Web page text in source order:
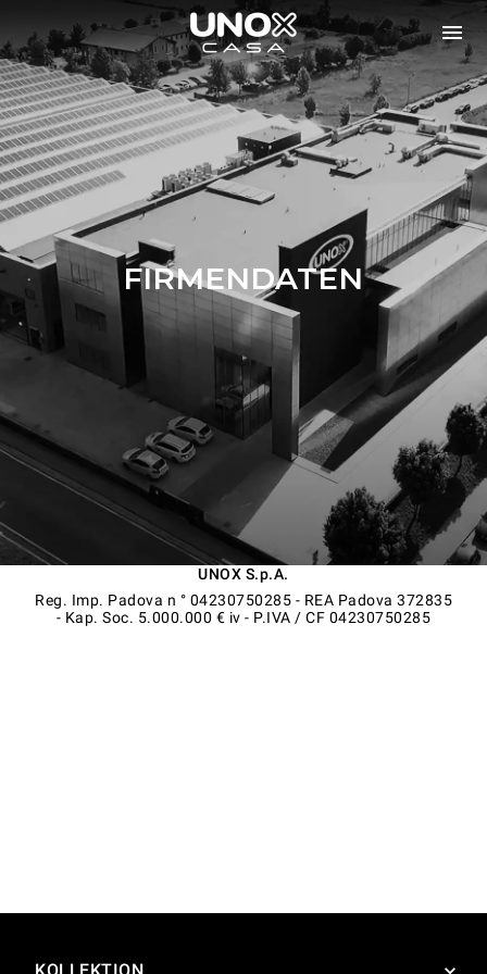
FIRMENDATEN
UNOX S.p.A.
Reg. Imp. Padova n ° 04230750285 - REA Padova 372835
- Kap. Soc. 5.000.000 € iv - P.IVA / CF 04230750285